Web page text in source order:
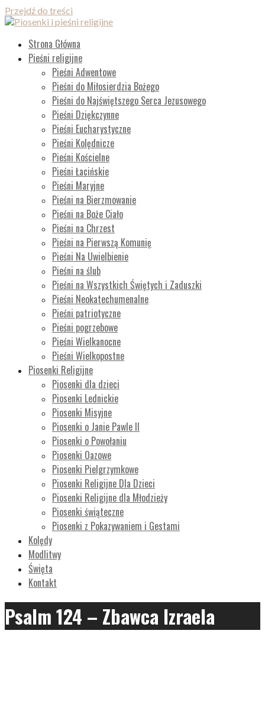
Przejdź do treści
Strona Główna
Pieśni religijne
Pieśni Adwentowe
Pieśni do Miłosierdzia Bożego
Pieśni do Najświętszego Serca Jezusowego
Pieśni Dziękczynne
Pieśni Eucharystyczne
Pieśni Kolędnicze
Pieśni Kościelne
Pieśni Łacińskie
Pieśni Maryjne
Pieśni na Bierzmowanie
Pieśni na Boże Ciało
Pieśni na Chrzest
Pieśni na Pierwszą Komunię
Pieśni Na Uwielbienie
Pieśni na ślub
Pieśni na Wszystkich Świętych i Zaduszki
Pieśni Neokatechumenalne
Pieśni patriotyczne
Pieśni pogrzebowe
Pieśni Wielkanocne
Pieśni Wielkopostne
Piosenki Religijne
Piosenki dla dzieci
Piosenki Lednickie
Piosenki Misyjne
Piosenki o Janie Pawle II
Piosenki o Powołaniu
Piosenki Oazowe
Piosenki Pielgrzymkowe
Piosenki Religijne Dla Dzieci
Piosenki Religijne dla Młodzieży
Piosenki świąteczne
Piosenki z Pokazywaniem i Gestami
Kolędy
Modlitwy
Święta
Kontakt
Psalm 124 – Zbawca Izraela